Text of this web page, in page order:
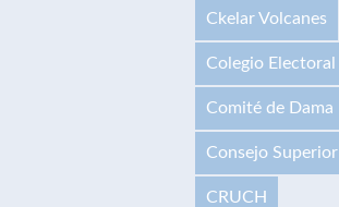
Ckelar Volcanes
Colegio Electoral
Comité de Dama
Consejo Superior
CRUCH